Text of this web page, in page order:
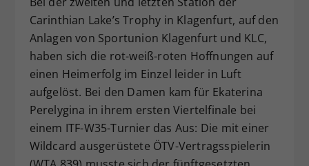
Carinthian Lake’s Trophy in Klagenfurt, auf den
Anlagen von Sportunion Klagenfurt und KLC,
haben sich die rot-weiß-roten Hoffnungen auf
einen Heimerfolg im Einzel leider in Luft
aufgelöst. Bei den Damen kam für Ekaterina
Perelygina in ihrem ersten Viertelfinale bei
einem ITF-W35-Turnier das Aus: Die mit einer
Wildcard ausgerüstete ÖTV-Vertragsspielerin
Zweck
Dieser Wert speichert Ihre Consent-
Einstellungen. Unter anderem eine
zufällig generierte ID, für die
historische Speicherung Ihrer
vorgenommen Einstellungen, falls der
Webseiten-Betreiber dies eingestellt
hat.